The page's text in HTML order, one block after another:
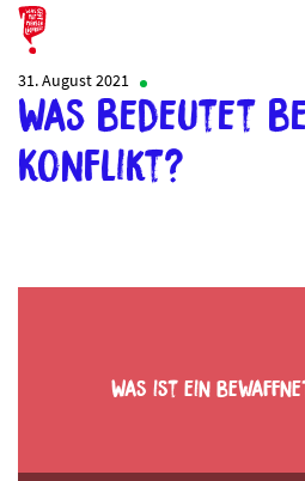
31. August 2021
Was bedeutet
Konflikt?
Was ist ein